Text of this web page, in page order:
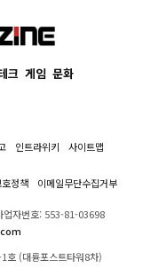
크 게임 문화
인트라위키 사이트맵
정책 이메일무단수집거부
업자번호: 553-81-03698
호 (대륭포스트타워8차)